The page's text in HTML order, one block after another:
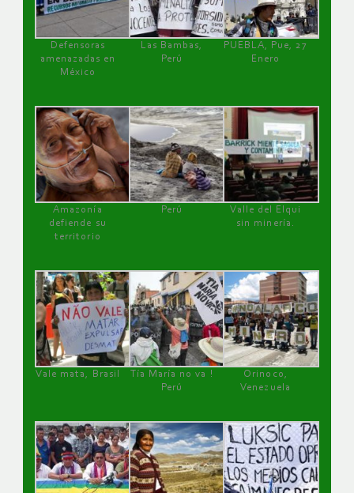
Defensoras
amenazadas en
México
Las Bambas,
Perú
PUEBLA, Pue, 27
Enero
Amazonía
defiende su
territorio
Perú
Valle del Elqui
sin minería.
Vale mata, Brasil
Tía María no va !
Perú
Orinoco,
Venezuela